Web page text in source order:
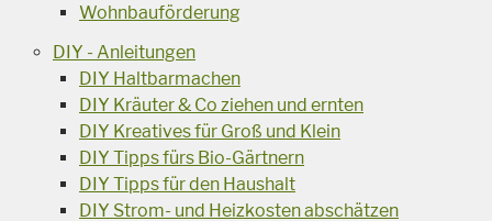
Wohnbauförderung
DIY - Anleitungen
DIY Haltbarmachen
DIY Kräuter & Co ziehen und ernten
DIY Kreatives für Groß und Klein
DIY Tipps fürs Bio-Gärtnern
DIY Tipps für den Haushalt
DIY Strom- und Heizkosten abschätzen